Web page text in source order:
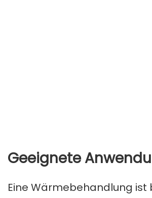
Geeignete
Eine Wärmebehandlung ist